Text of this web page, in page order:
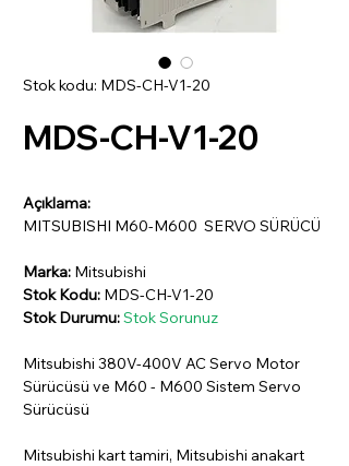
Stok kodu: MDS-CH-V1-20
MDS-CH-V1-20
Açıklama:
MITSUBISHI M60-M600 SERVO SÜRÜCÜ
Marka: Mitsubishi
Stok Kodu: MDS-CH-V1-20
Stok Durumu:Stok Sorunuz
Mitsubishi 380V-400V AC Servo Motor
Sürücüsü ve M60 - M600 Sistem Servo
Sürücüsü
Mitsubishi kart tamiri, Mitsubishi anakart